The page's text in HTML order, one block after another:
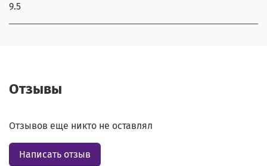
9.5
Отзывы
Отзывов еще никто не оставлял
Написать отзыв